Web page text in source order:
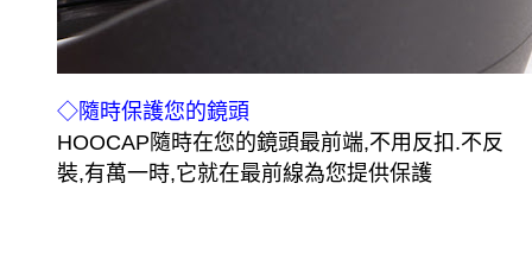
◇隨時保護您的鏡頭
HOOCAP隨時在您的鏡頭最前端,不用反扣.不反
裝,有萬一時,它就在最前線為您提供保護